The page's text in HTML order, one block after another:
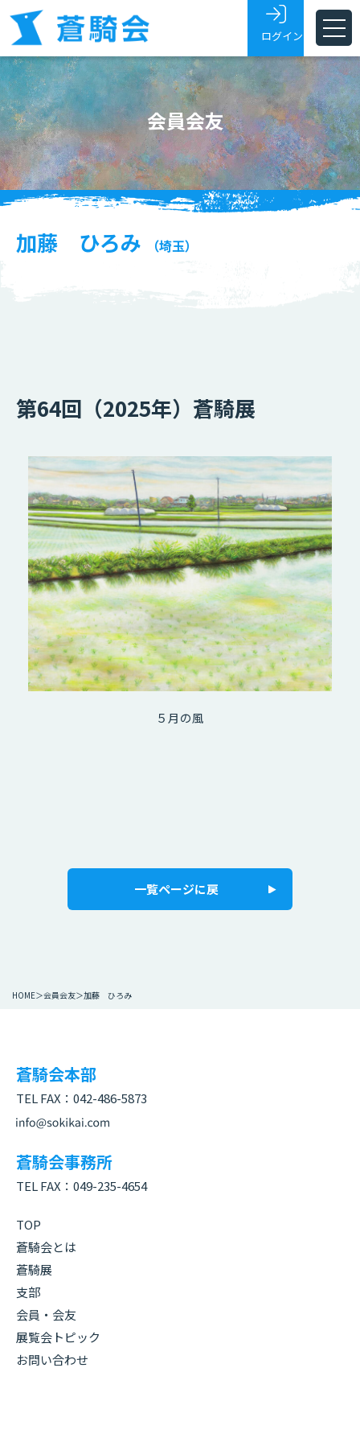
ホーム
蒼騎会とは
蒼騎展
支部
展覧会トピックス
ログイン
会員会友
加藤 ひろみ （埼玉）
第64回（2025年）蒼騎展
５月の風
一覧ページに戻
HOME 会員会友 加藤 ひろみ
蒼騎会本部
TEL FAX： 042-486-5873
蒼騎会事務所
TEL FAX： 049-235-4654
TOP
蒼騎会とは
蒼騎展
支部
会員・会友
展覧会トピック
お問い合わせ